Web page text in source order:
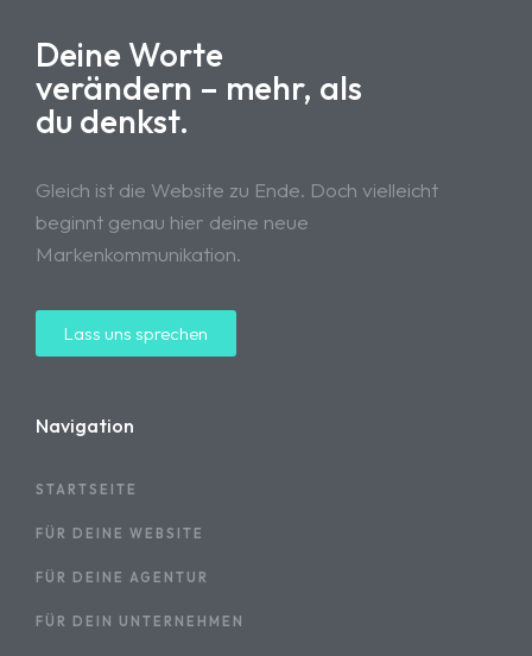
Deine Worte
verändern – mehr, als
du denkst.
Gleich ist die Website zu Ende. Doch vielleicht
beginnt genau hier deine neue
Markenkommunikation.
Lass uns sprechen
Navigation
STARTSEITE
FÜR DEINE WEBSITE
FÜR DEINE AGENTUR
FÜR DEIN UNTERNEHMEN